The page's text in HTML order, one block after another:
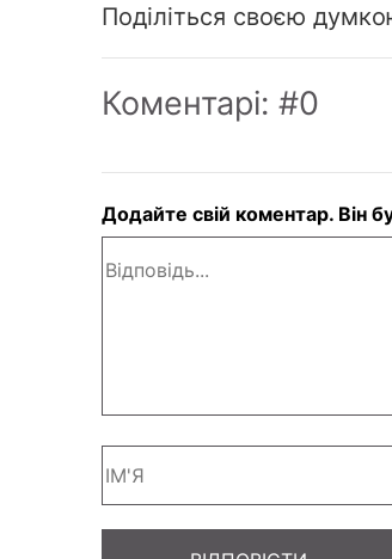
Поділіться своєю
Коментарі: #0
Додайте свій коментар. Він